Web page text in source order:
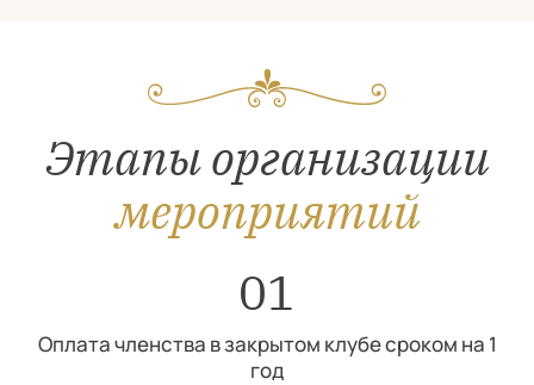
Этапы организации
мероприятий
01
Оплата членства в закрытом клубе сроком на 1
год